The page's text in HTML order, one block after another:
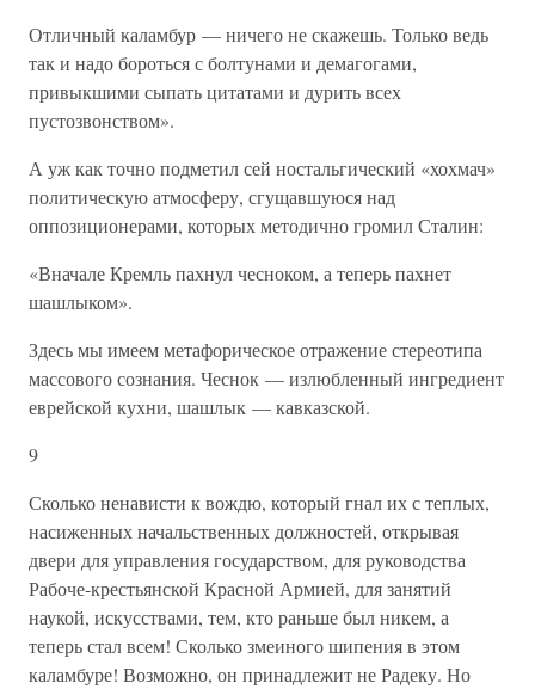
Отличный каламбур — ничего не скажешь. Только ведь
так и надо бороться с болтунами и демагогами,
привыкшими сыпать цитатами и дурить всех
пустозвонством».
А уж как точно подметил сей ностальгический «хохмач»
политическую атмосферу, сгущавшуюся над
оппозиционерами, которых методично громил Сталин:
«Вначале Кремль пахнул чесноком, а теперь пахнет
шашлыком».
Здесь мы имеем метафорическое отражение стереотипа
массового сознания. Чеснок — излюбленный ингредиент
еврейской кухни, шашлык — кавказской.
9
Сколько ненависти к вождю, который гнал их с теплых,
насиженных начальственных должностей, открывая
двери для управления государством, для руководства
Рабоче-крестьянской Красной Армией, для занятий
наукой, искусствами, тем, кто раньше был никем, а
теперь стал всем! Сколько змеиного шипения в этом
каламбуре! Возможно, он принадлежит не Радеку. Но